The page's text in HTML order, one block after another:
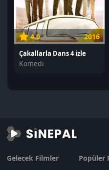
4.0 2016
Çakallarla Dans 4 izle
Komedi
Gelecek Filmler
Popüler